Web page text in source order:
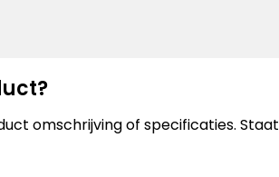
omschrijving of specificaties.